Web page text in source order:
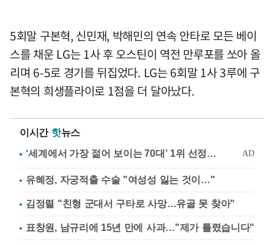
5회말 구본혁, 신민재, 박해민의 연속 안타로 모든 베이
스를 채운 LG는 1사 후 오스틴이 역전 만루포를 쏘아 올
리며 6-5로 경기를 뒤집었다. LG는 6회말 1사 3루에 구
본혁의 희생플라이로 1점을 더 달아났다.
이시간 핫뉴스
유혜정, 자궁적출 수술 "여성성 잃는 것이…"
김정렬 "친형 군대서 구타로 사망…유골 못 찾아"
표창원, 남규리에 15년 만에 사과…"제가 틀렸습니다"